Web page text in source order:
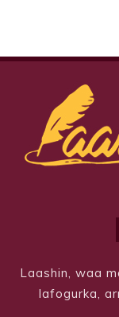
Laashin, waa
lafogurka,